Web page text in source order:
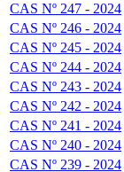
CAS Nº 247 - 2024
CAS Nº 246 - 2024
CAS Nº 245 - 2024
CAS Nº 244 - 2024
CAS Nº 243 - 2024
CAS Nº 242 - 2024
CAS Nº 241 - 2024
CAS Nº 240 - 2024
CAS Nº 239 - 2024